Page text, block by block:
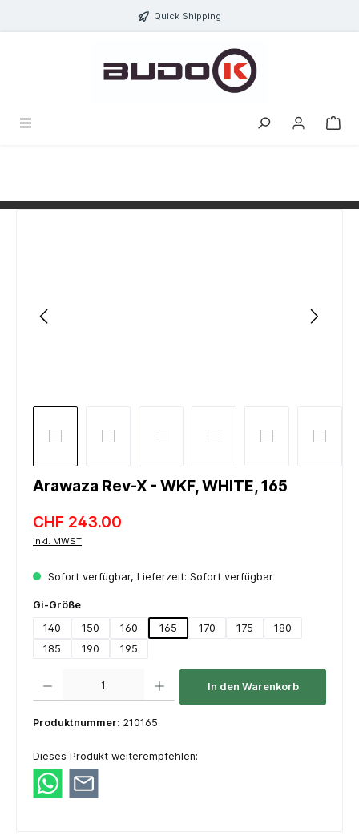
Quick Shipping
Arawaza Rev-X - WKF, WHITE, 165
CHF 243.00
inkl. MWST
Sofort verfügbar, Lieferzeit: Sofort verfügbar
Gi-Größeauswählen
140
150 160 165 170 175
180
185
190 195
In den Warenkorb
Produktnummer: 210165
Dieses Produkt weiterempfehlen: